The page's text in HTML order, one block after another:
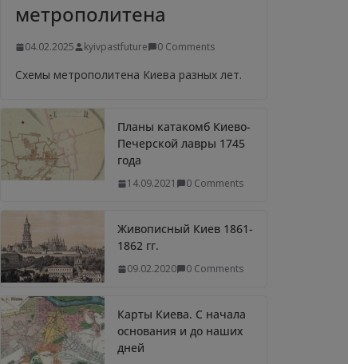
метрополитена
04.02.2025 kyivpastfuture 0 Comments
Схемы метрополитена Киева разных лет.
Планы катакомб Киево-
Печерской лавры 1745
года
14.09.2021 0 Comments
Живописный Киев 1861-
1862 гг.
09.02.2020 0 Comments
Карты Киева. С начала
основания и до наших
дней